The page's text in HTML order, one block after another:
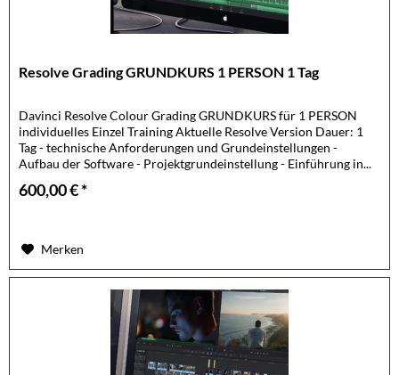
Resolve Grading GRUNDKURS 1 PERSON 1 Tag
Davinci Resolve Colour Grading GRUNDKURS für 1 PERSON
individuelles Einzel Training Aktuelle Resolve Version Dauer: 1
Tag - technische Anforderungen und Grundeinstellungen -
Aufbau der Software - Projektgrundeinstellung - Einführung in...
600,00 € *
Merken